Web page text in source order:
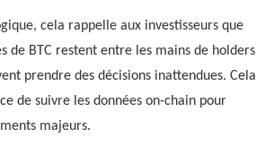
cela rappelle aux investisseurs que
de BTC restent entre les mains de holders
prendre des décisions inattendues. Cela
de suivre les données on-chain pour
majeurs.